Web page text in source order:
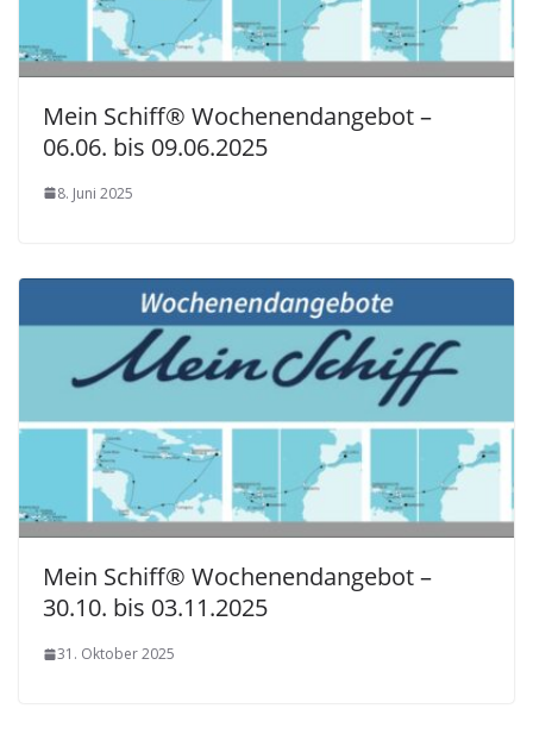
Mein Schiff® Wochenendangebot –
06.06. bis 09.06.2025
8. Juni 2025
Mein Schiff® Wochenendangebot –
30.10. bis 03.11.2025
31. Oktober 2025